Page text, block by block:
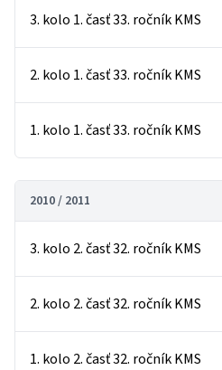
3. kolo 1. časť 33. ročník KMS
2. kolo 1. časť 33. ročník KMS
1. kolo 1. časť 33. ročník KMS
2010 / 2011
3. kolo 2. časť 32. ročník KMS
2. kolo 2. časť 32. ročník KMS
1. kolo 2. časť 32. ročník KMS